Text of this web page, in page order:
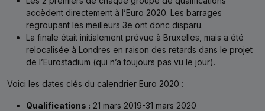
accèdent directement à l’Euro 2020. Les barrages
regroupant les meilleurs 3e ont donc disparu.
La finale était initialement prévue à Bruxelles, mais a été
relocalisée à Londres en raison des retards dans le projet
de l’Eurostadium (qui n’a toujours pas vu le jour).
Voici les dates clés du calendrier Euro 2020 :
Qualifications : 21 mars 2019-31 mars 2020